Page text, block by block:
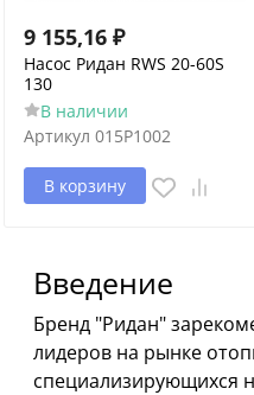
9 155,16 ₽
Насос Ридан RWS 20-60S
130
В наличии
Артикул 015P1002
В корзину
Введение
Бренд "Ридан"
лидеров на рынке
специализирующихся